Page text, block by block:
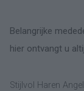
Belangrijke
hier ontvangt u
Stijlvol Haren